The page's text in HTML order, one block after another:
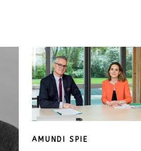
AMUNDI SPIE